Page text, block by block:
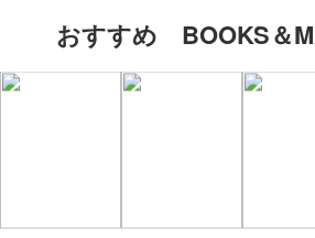
おすすめ BOOKS＆